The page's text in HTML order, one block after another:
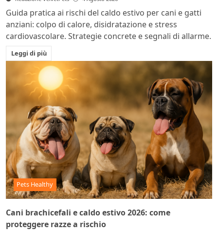
Guida pratica ai rischi del caldo estivo per cani e gatti
anziani: colpo di calore, disidratazione e stress
cardiovascolare. Strategie concrete e segnali di allarme.
Leggi di più
Pets Healthy
Cani brachicefali e caldo estivo 2026: come
proteggere razze a rischio